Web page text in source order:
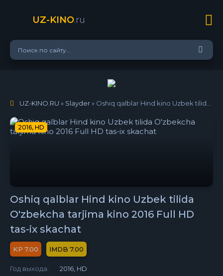
UZ-KINO.ru
UZ-KINO.RU » Slayder» Oshiq qalblar Hind kino Uzbek tilida O'zbekcha tarjima kino 2016 Full HD tas-ix skachat
2016, HD
Oshiq qalblar Hind kino Uzbek tilida
O'zbekcha tarjima kino 2016 Full HD
tas-ix skachat
7.00 7.00
Год выхода:
2016, HD